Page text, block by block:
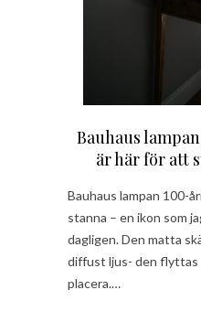
Bauhaus
är här för att
Bauhaus lampan 100-
stanna – en ikon som
dagligen. Den matta
diffust ljus- den
placera.…